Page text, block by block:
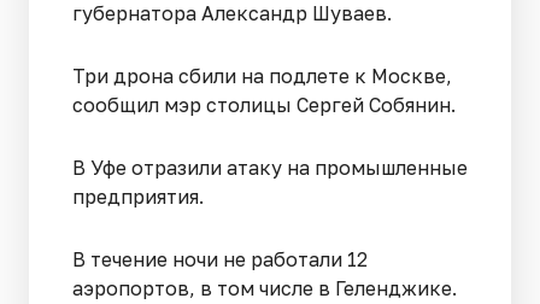
губернатора Александр Шуваев.
Три дрона сбили на подлете к Москве,
сообщил мэр столицы Сергей Собянин.
В Уфе отразили атаку на промышленные
предприятия.
В течение ночи не работали 12
аэропортов, в том числе в Геленджике.